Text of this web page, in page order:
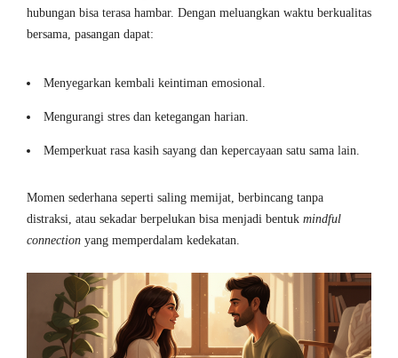
hubungan bisa terasa hambar. Dengan meluangkan waktu berkualitas
bersama, pasangan dapat:
Menyegarkan kembali keintiman emosional.
Mengurangi stres dan ketegangan harian.
Memperkuat rasa kasih sayang dan kepercayaan satu sama lain.
Momen sederhana seperti saling memijat, berbincang tanpa
distraksi, atau sekadar berpelukan bisa menjadi bentuk mindful
connection yang memperdalam kedekatan.